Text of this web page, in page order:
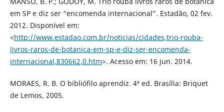
em SP e diz ser “encomenda internacional”. Estadão, 02 fev.
2012. Disponível em:
<http://www.estadao.com.br/noticias/cidades,trio-rouba-
livros-raros-de-botanica-em-sp-e-diz-ser-encomenda-
internacional,830662,0.htm>. Acesso em: 16 jun. 2014.
MORAES, R. B. O bibliófilo aprendiz. 4ª ed. Brasília: Briquet
de Lemos, 2005.